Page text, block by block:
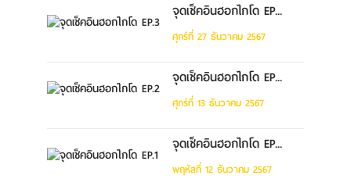
จุดเช็คอินฮอกไกโด EP...
ศุกร์ที่ 27 ธันวาคม 2567
จุดเช็คอินฮอกไกโด EP...
ศุกร์ที่ 13 ธันวาคม 2567
จุดเช็คอินฮอกไกโด EP...
พฤหัสที่ 12 ธันวาคม 2567